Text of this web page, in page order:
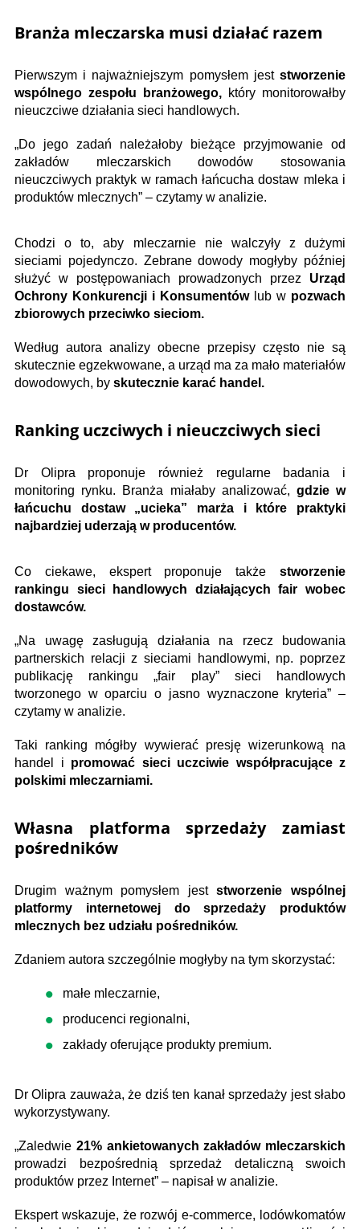
Branża mleczarska musi działać razem
Pierwszym i najważniejszym pomysłem jest stworzenie
wspólnego zespołu branżowego, który monitorowałby
nieuczciwe działania sieci handlowych.
„Do jego zadań należałoby bieżące przyjmowanie od
zakładów mleczarskich dowodów stosowania
nieuczciwych praktyk w ramach łańcucha dostaw mleka i
produktów mlecznych” – czytamy w analizie.
Chodzi o to, aby mleczarnie nie walczyły z dużymi
sieciami pojedynczo. Zebrane dowody mogłyby później
służyć w postępowaniach prowadzonych przez Urząd
Ochrony Konkurencji i Konsumentówlub w pozwach
zbiorowych przeciwko sieciom.
Według autora analizy obecne przepisy często nie są
skutecznie egzekwowane, a urząd ma za mało materiałów
dowodowych, by skutecznie karać handel.
Ranking uczciwych i nieuczciwych sieci
Dr Olipra proponuje również regularne badania i
monitoring rynku. Branża miałaby analizować, gdzie w
łańcuchu dostaw „ucieka” marża i które praktyki
najbardziej uderzają w producentów.
Co ciekawe, ekspert proponuje także stworzenie
rankingu sieci handlowych działających fair wobec
dostawców.
„Na uwagę zasługują działania na rzecz budowania
partnerskich relacji z sieciami handlowymi, np. poprzez
publikację rankingu „fair play” sieci handlowych
tworzonego w oparciu o jasno wyznaczone kryteria” –
czytamy w analizie.
Taki ranking mógłby wywierać presję wizerunkową na
handel i promować sieci uczciwie współpracujące z
polskimi mleczarniami.
Własna platforma sprzedaży zamiast
pośredników
Drugim ważnym pomysłem jeststworzenie wspólnej
platformy internetowej do sprzedaży produktów
mlecznych bez udziału pośredników.
Zdaniem autora szczególnie mogłyby na tym skorzystać:
małe mleczarnie,
producenci regionalni,
zakłady oferujące produkty premium.
Dr Olipra zauważa, że dziś ten kanał sprzedaży jest słabo
wykorzystywany.
„Zaledwie 21% ankietowanych zakładów mleczarskich
prowadzi bezpośrednią sprzedaż detaliczną swoich
produktów przez Internet” – napisał w analizie.
Ekspert wskazuje, że rozwój e-commerce, lodówkomatów